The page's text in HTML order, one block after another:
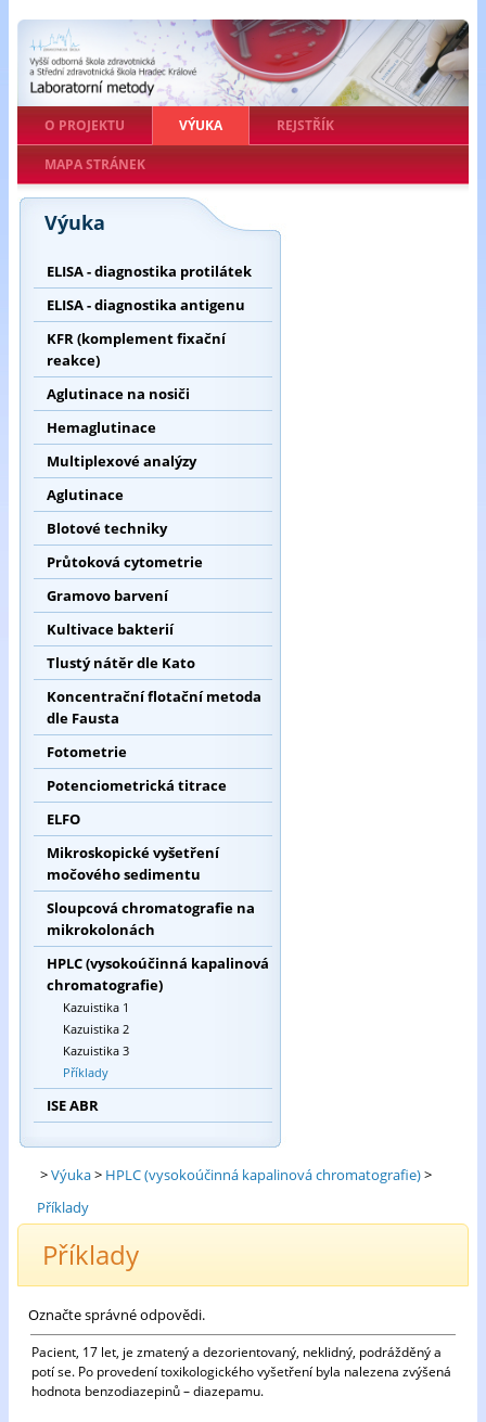
O PROJEKTU VÝUKA REJSTŘÍK
MAPA STRÁNEK
Výuka
ELISA - diagnostika protilátek
ELISA - diagnostika antigenu
KFR (komplement fixační
reakce)
Aglutinace na nosiči
Hemaglutinace
Multiplexové analýzy
Aglutinace
Blotové techniky
Průtoková cytometrie
Gramovo barvení
Kultivace bakterií
Tlustý nátěr dle Kato
Koncentrační flotační metoda
dle Fausta
Fotometrie
Potenciometrická titrace
ELFO
Mikroskopické vyšetření
močového sedimentu
Sloupcová chromatografie na
mikrokolonách
HPLC (vysokoúčinná kapalinová
chromatografie)
Kazuistika 1
Kazuistika 2
Kazuistika 3
Příklady
ISE ABR
>Výuka> HPLC (vysokoúčinná kapalinová chromatografie)>
Příklady
Příklady
Označte správné odpovědi.
Pacient, 17 let, je zmatený a dezorientovaný, neklidný, podrážděný a
potí se. Po provedení toxikologického vyšetření byla nalezena zvýšená
hodnota benzodiazepinů – diazepamu.